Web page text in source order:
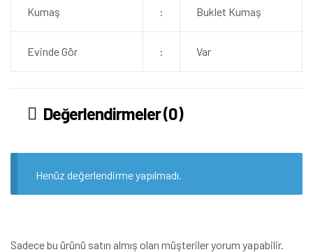
Kumaş : Buklet Kumaş
Evinde Gör : Var
Değerlendirmeler (0)
Henüz değerlendirme yapılmadı.
Sadece bu ürünü satın almış olan müşteriler yorum yapabilir.